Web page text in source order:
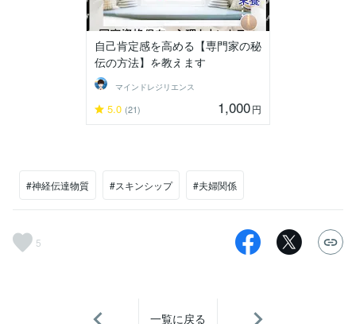
自己肯定感を高める【専門家の秘
伝の方法】を教えます
マインドレジリエンス
5.0 (21) 1,000円
#神経伝達物質 #スキンシップ #夫婦関係
5
一覧に戻る